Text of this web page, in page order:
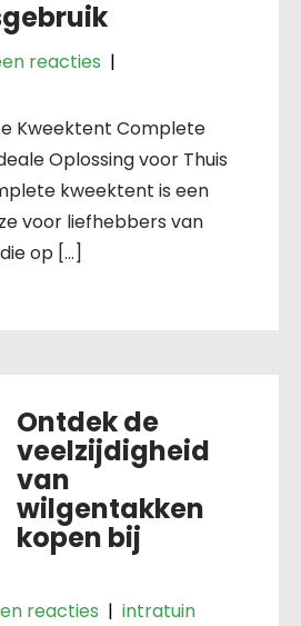
reacties |
Kweektent Complete
Oplossing voor Thuis
kweektent is een
voor liefhebbers van
op […]
Ontdek de
veelzijdigheid
van
wilgentakken
kopen bij
reacties | intratuin